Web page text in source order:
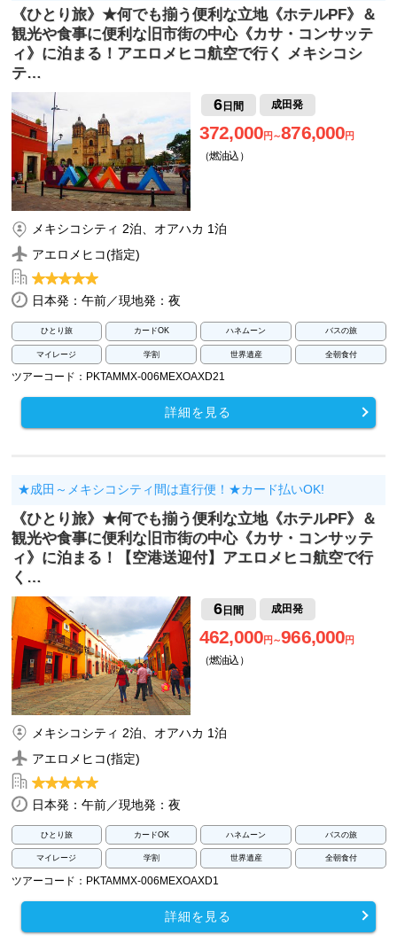
《ひとり旅》★何でも揃う便利な立地《ホテルPF》＆
観光や食事に便利な旧市街の中心《カサ・コンサッテ
ィ》に泊まる！アエロメヒコ航空で行く メキシコシ
テ…
6日間 成田発
372,000円～876,000円
（燃油込）
メキシコシティ 2泊、オアハカ 1泊
アエロメヒコ(指定)
日本発：午前／現地発：夜
ひとり旅 カードOK ハネムーン バスの旅
マイレージ 学割 世界遺産 全朝食付
ツアーコード：PKTAMMX-006MEXOAXD21
詳細を見る
★成田～メキシコシティ間は直行便！★カード払いOK!
《ひとり旅》★何でも揃う便利な立地《ホテルPF》＆
観光や食事に便利な旧市街の中心《カサ・コンサッテ
ィ》に泊まる！【空港送迎付】アエロメヒコ航空で行
く…
6日間 成田発
462,000円～966,000円
（燃油込）
メキシコシティ 2泊、オアハカ 1泊
アエロメヒコ(指定)
日本発：午前／現地発：夜
ひとり旅 カードOK ハネムーン バスの旅
マイレージ 学割 世界遺産 全朝食付
ツアーコード：PKTAMMX-006MEXOAXD1
詳細を見る